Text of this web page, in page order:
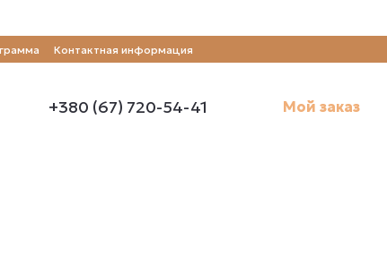
Контактная информация
+380 (67) 720-54-41 Мой заказ